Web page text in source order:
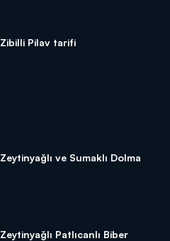
Zibilli Pilav tarifi
Zeytinyağlı ve Sumaklı Dolma
Zeytinyağlı Patlıcanlı Biber